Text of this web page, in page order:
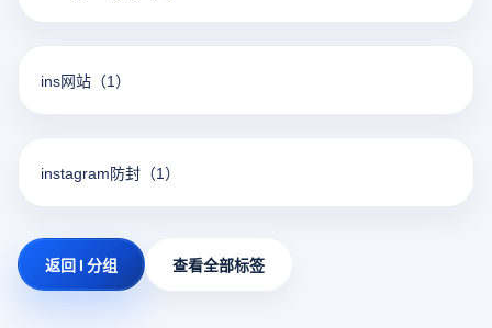
ins网站 （1）
instagram防封 （1）
返回 I 分组 查看全部标签